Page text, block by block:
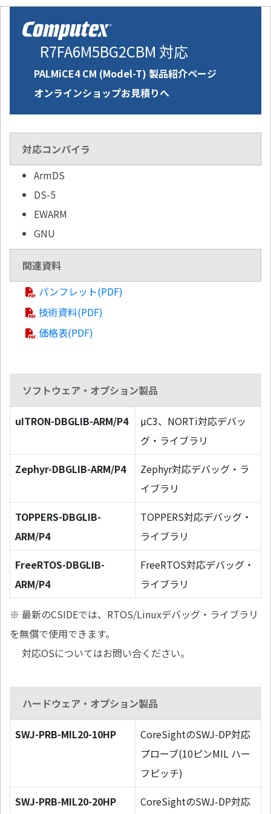
R7FA6M5BG2CBM 対応
PALMiCE4 CM (Model-T) 製品紹介ページ
オンラインショップお見積りへ
対応コンパイラ
ArmDS
DS-5
EWARM
GNU
関連資料
パンフレット(PDF)
技術資料(PDF)
価格表(PDF)
ソフトウェア・オプション製品
uITRON-DBGLIB-ARM/P4
µC3、NORTi対応デバッ
グ・ライブラリ
Zephyr-DBGLIB-ARM/P4
Zephyr対応デバッグ・ラ
イブラリ
TOPPERS-DBGLIB-
ARM/P4
TOPPERS対応デバッグ・
ライブラリ
FreeRTOS-DBGLIB-
ARM/P4
FreeRTOS対応デバッグ・
ライブラリ
※ 最新のCSIDEでは、RTOS/Linuxデバッグ・ライブラリ
を無償で使用できます。
対応OSについてはお問い合ください。
ハードウェア・オプション製品
SWJ-PRB-MIL20-10HP
CoreSightのSWJ-DP対応
プローブ(10ピンMIL ハー
フピッチ)
SWJ-PRB-MIL20-20HP
CoreSightのSWJ-DP対応